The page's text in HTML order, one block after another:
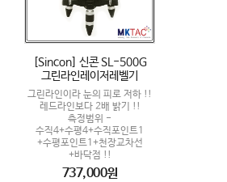
[Sincon] 신콘 SL-500G
그린라인레이저레벨기
그린라인이라 눈의 피로 저하 !!
레드라인보다 2배 밝기 !!
측정범위 -
수직4+수평4+수직포인트1
+수평포인트1+천장교차선
+바닥점 !!
737,000원